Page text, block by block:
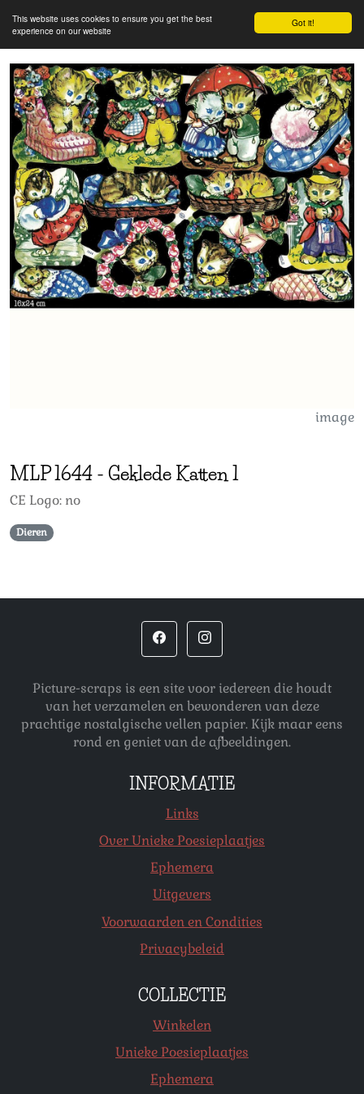
Got it!
This website uses cookies to ensure you get the best
experience on our website
image
MLP1644 - Geklede Katten 1
CE Logo: no
Dieren
Picture-scraps is een site voor iedereen die houdt
van het verzamelen en bewonderen van deze
prachtige nostalgische vellen papier. Kijk maar eens
rond en geniet van de afbeeldingen.
INFORMATIE
Links
Over Unieke Poesieplaatjes
Ephemera
Uitgevers
Voorwaarden en Condities
Privacybeleid
COLLECTIE
Winkelen
Unieke Poesieplaatjes
Ephemera